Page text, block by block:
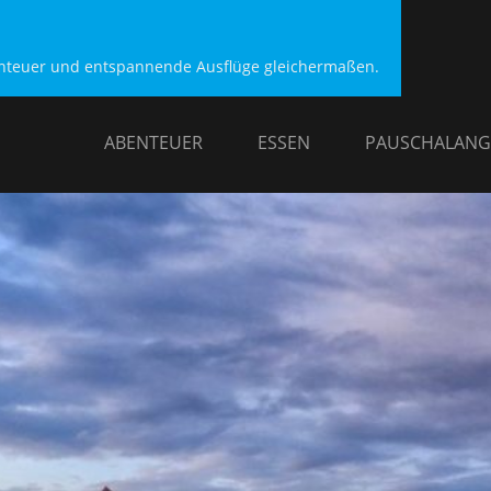
und entspannende Ausflüge gleichermaßen.
ABENTEUER ESSEN